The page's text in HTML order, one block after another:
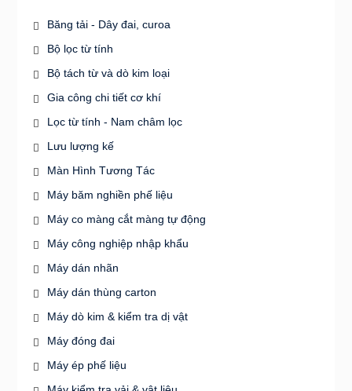
Băng tải - Dây đai, curoa
Bộ lọc từ tính
Bộ tách từ và dò kim loại
Gia công chi tiết cơ khí
Lọc từ tính - Nam châm lọc
Lưu lượng kế
Màn Hình Tương Tác
Máy băm nghiền phế liệu
Máy co màng cắt màng tự động
Máy công nghiệp nhập khẩu
Máy dán nhãn
Máy dán thùng carton
Máy dò kim & kiểm tra dị vật
Máy đóng đai
Máy ép phế liệu